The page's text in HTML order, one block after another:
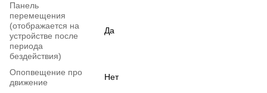
Панель
перемещения
(отображается на
устройстве после
периода
бездействия)
Да
Опопвещение про
движение
Нет